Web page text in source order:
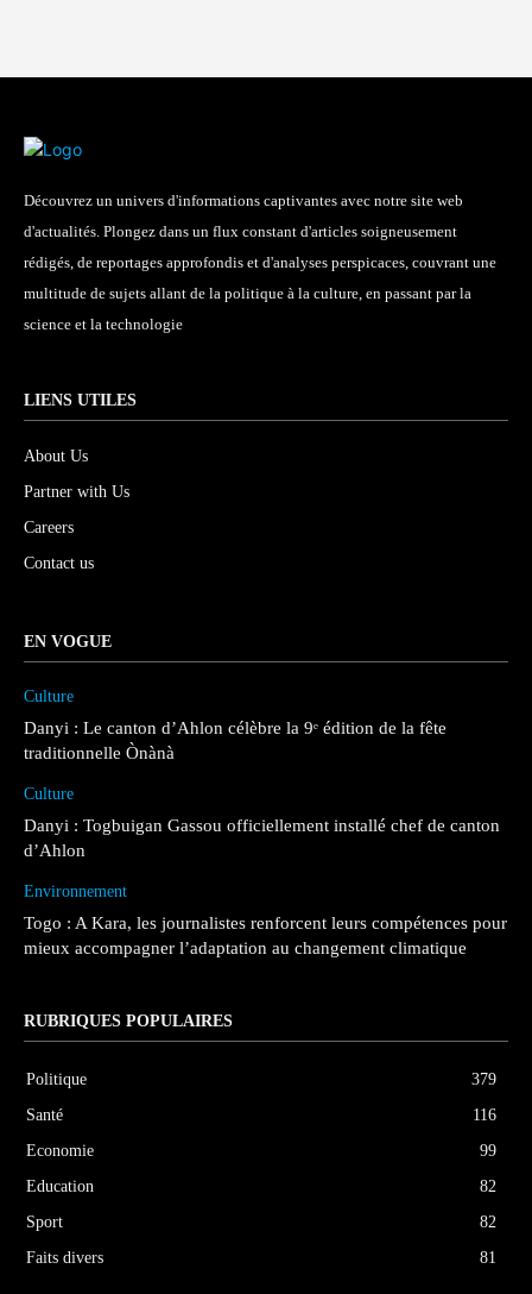
Découvrez un univers d'informations captivantes avec notre site web
d'actualités. Plongez dans un flux constant d'articles soigneusement
rédigés, de reportages approfondis et d'analyses perspicaces, couvrant une
multitude de sujets allant de la politique à la culture, en passant par la
science et la technologie
LIENS UTILES
About Us
Partner with Us
Careers
Contact us
EN VOGUE
Culture
Danyi : Le canton d’Ahlon célèbre la 9ᵉ édition de la fête
traditionnelle Ònànà
Culture
Danyi : Togbuigan Gassou officiellement installé chef de canton
d’Ahlon
Environnement
Togo : A Kara, les journalistes renforcent leurs compétences pour
mieux accompagner l’adaptation au changement climatique
RUBRIQUES POPULAIRES
Politique
379
Santé
116
Economie
99
Education
82
Sport
82
Faits divers
81